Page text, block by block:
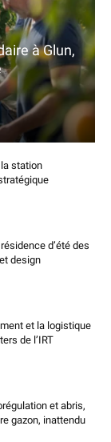
à Glun,
station
d’été des
design
et la logistique
de l’IRT
et abris,
gazon, inattendu